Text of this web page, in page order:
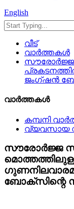
English
വീട്
വാർത്തകൾ
സൗരോർജ്ജ
ജംഗ്ഷൻ
വാർത്തകൾ
കമ്പനി
വ്യവസായ
സൗരോർജ്ജ
ബോക്സിന്റെ